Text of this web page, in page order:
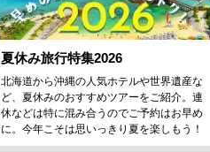
夏休み旅行特集2026
北海道から沖縄の人気ホテルや世界遺産な
ど、夏休みのおすすめツアーをご紹介。連
休などは特に混み合うのでご予約はお早め
に。今年こそは思いっきり夏を楽しもう！